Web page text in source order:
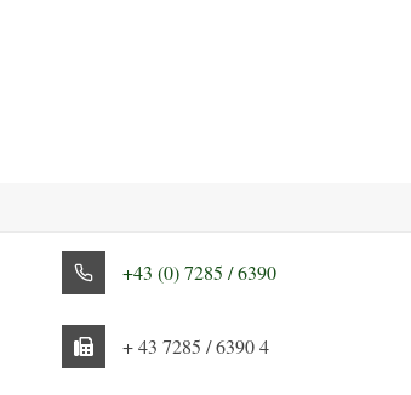
+43 (0) 7285 / 6390
+ 43 7285 / 6390 4